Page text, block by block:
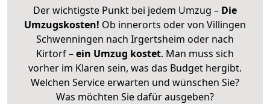
Der wichtigste Punkt bei jedem Umzug – Die
Umzugskosten! Ob innerorts oder von Villingen
Schwenningen nach Irgertsheim oder nach
Kirtorf –ein Umzug kostet. Man muss sich
vorher im Klaren sein, was das Budget hergibt.
Welchen Service erwarten und wünschen Sie?
Was möchten Sie dafür ausgeben?